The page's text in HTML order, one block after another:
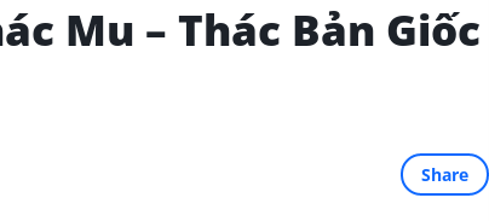
Mu – Thác Bản Giốc
Share